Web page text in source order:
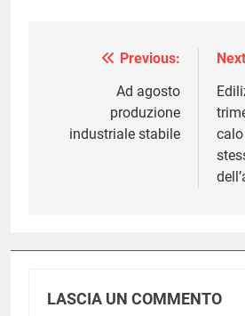
Navigazione
Previous:
Ad agosto
produzione
industriale stabile
LASCIA UN COMMENTO